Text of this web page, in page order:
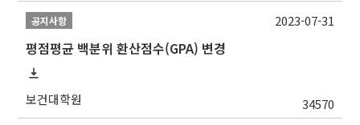
공지사항
평점평균 백분위 환산점수(GPA) 변경
보건대학원 34570
2023-07-31